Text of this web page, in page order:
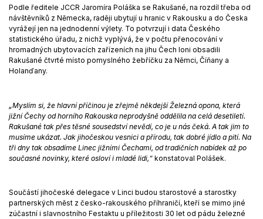
Podle ředitele JCCR Jaromíra Poláška se Rakušané, na rozdíl třeba od
návštěvníků z Německa, raději ubytují u hranic v Rakousku a do Česka
vyrážejí jen na jednodenní výlety. To potvrzují i data Českého
statistického úřadu, z nichž vyplývá, že v počtu přenocování v
hromadných ubytovacích zařízeních na jihu Čech loni obsadili
Rakušané čtvrté místo pomyslného žebříčku za Němci, Číňany a
Holanďany.
„Myslím si, že hlavní příčinou je zřejmě někdejší Železná opona, která
jižní Čechy od horního Rakouska neprodyšně oddělila na celá desetiletí.
Rakušané tak přes těsné sousedství nevědí, co je u nás čeká. A tak jim to
musíme ukázat. Jak jihočeskou vesnici a přírodu, tak dobré jídlo a pití. Na
tři dny tak obsadíme Linec jižními Čechami, od tradičních nabídek až po
současné novinky, které osloví i mladé lidi,“ konstatoval Polášek.
Součástí jihočeské delegace v Linci budou starostové a starostky
partnerských měst z česko-rakouského příhraničí, kteří se mimo jiné
zúčastní i slavnostního Festaktu u příležitosti 30 let od pádu železné